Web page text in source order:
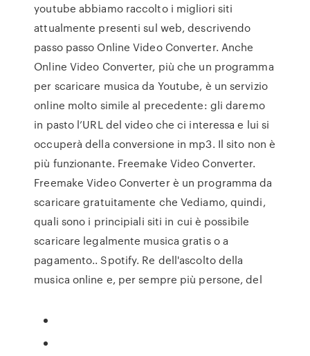
youtube abbiamo raccolto i migliori siti
attualmente presenti sul web, descrivendo
passo passo Online Video Converter. Anche
Online Video Converter, più che un programma
per scaricare musica da Youtube, è un servizio
online molto simile al precedente: gli daremo
in pasto l’URL del video che ci interessa e lui si
occuperà della conversione in mp3. Il sito non è
più funzionante. Freemake Video Converter.
Freemake Video Converter è un programma da
scaricare gratuitamente che Vediamo, quindi,
quali sono i principiali siti in cui è possibile
scaricare legalmente musica gratis o a
pagamento.. Spotify. Re dell'ascolto della
musica online e, per sempre più persone, del